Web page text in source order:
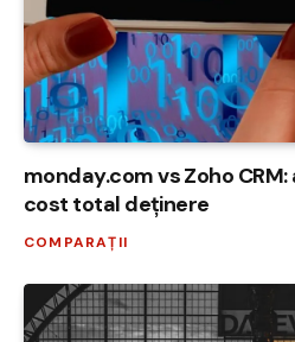
monday.com vs Zoho
cost total deținere
COMPARAȚII